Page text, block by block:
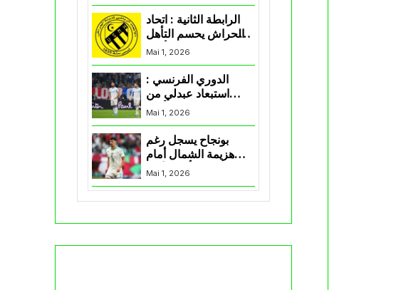
الرابطة الثانية : اتحاد
الحراش يحسم التأهل
Mai 1, 2026
الدوري الفرنسي :
استبعاد عبدلي من
قائمة مرسيليا أمام
نانت
Mai 1, 2026
بونجاح يسجل رغم
هزيمة الشمال أمام
السد في كأس الأمير
Mai 1, 2026